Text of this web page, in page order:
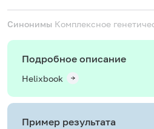
Синонимы Комплексное
Подробное описание
Helixbook
Пример результата